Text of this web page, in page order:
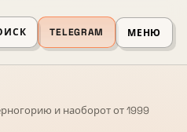
TELEGRAM МЕНЮ
и наоборот от 1999